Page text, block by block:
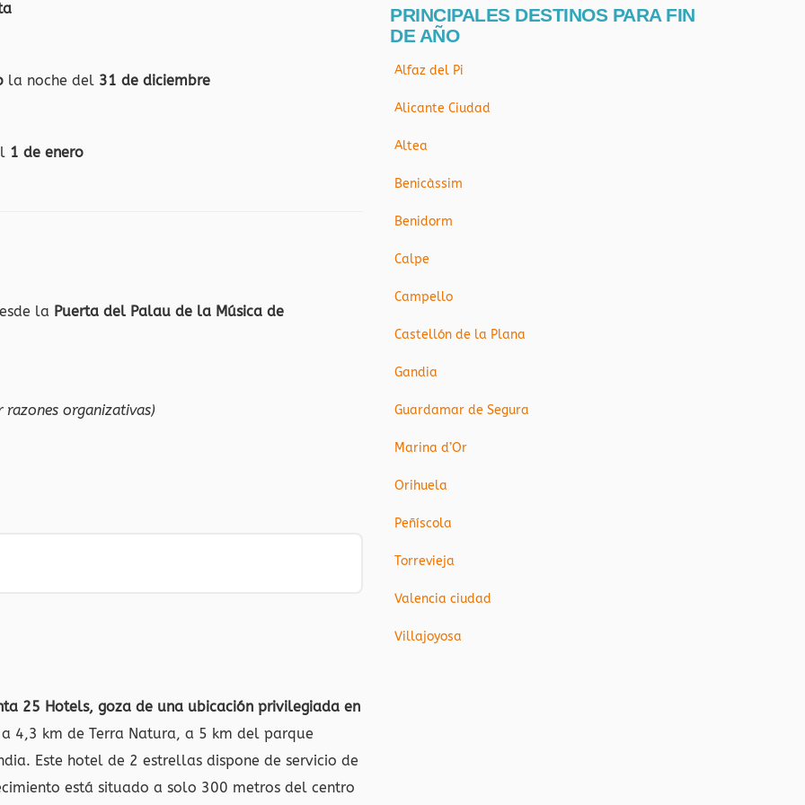
la noche del 31 de diciembre
1 de enero
la Puerta del Palau de la Música de
organizativas)
25 Hotels, goza de una ubicación privilegiada en
4,3 km de Terra Natura, a 5 km del parque
Este hotel de 2 estrellas dispone de servicio de
está situado a solo 300 metros del centro
PRINCIPALES DESTINOS PARA FIN
DE AÑO
Alfaz del Pi
Alicante Ciudad
Altea
Benicàssim
Benidorm
Calpe
Campello
Castellón de la Plana
Gandia
Guardamar de Segura
Marina d’Or
Orihuela
Peñíscola
Torrevieja
Valencia ciudad
Villajoyosa